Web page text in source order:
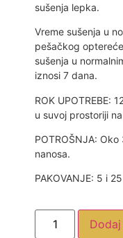
sušenja lepka.
Vreme sušenja u
pešačkog
sušenja u
iznosi 7 dana.
ROK UPOTREBE:
u suvoj prostoriji
POTROŠNJA:
nanosa.
PAKOVANJE: 5 i